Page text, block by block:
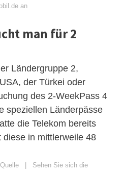
an
man für 2
Ländergruppe 2,
der Türkei oder
des 2-WeekPass 4
speziellen Länderpässe
die Telekom bereits
in mittlerweile 48
| Sehen Sie sich die